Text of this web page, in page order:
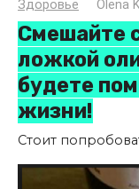
Здоровье Olena
Смешайте
ложкой
будете
жизни!
Стоит